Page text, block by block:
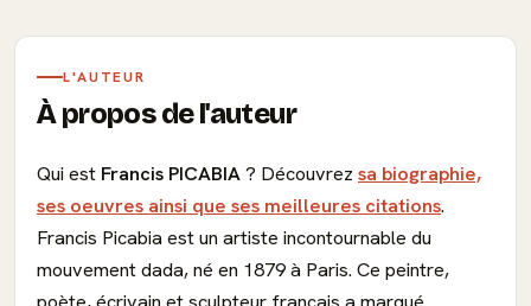
L'AUTEUR
À propos de l'auteur
Qui est Francis PICABIA? Découvrez sa biographie,
ses oeuvres ainsi que ses meilleures citations.
Francis Picabia est un artiste incontournable du
mouvement dada, né en 1879 à Paris. Ce peintre,